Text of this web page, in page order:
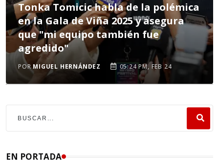
Tonka Tomicic habla de la polémica
en la Gala de Viña 2025 y asegura
que "mi equipo también fue
agredido"
PORMIGUEL HERNÁNDEZ 05:24 PM, FEB 24
EN PORTADA